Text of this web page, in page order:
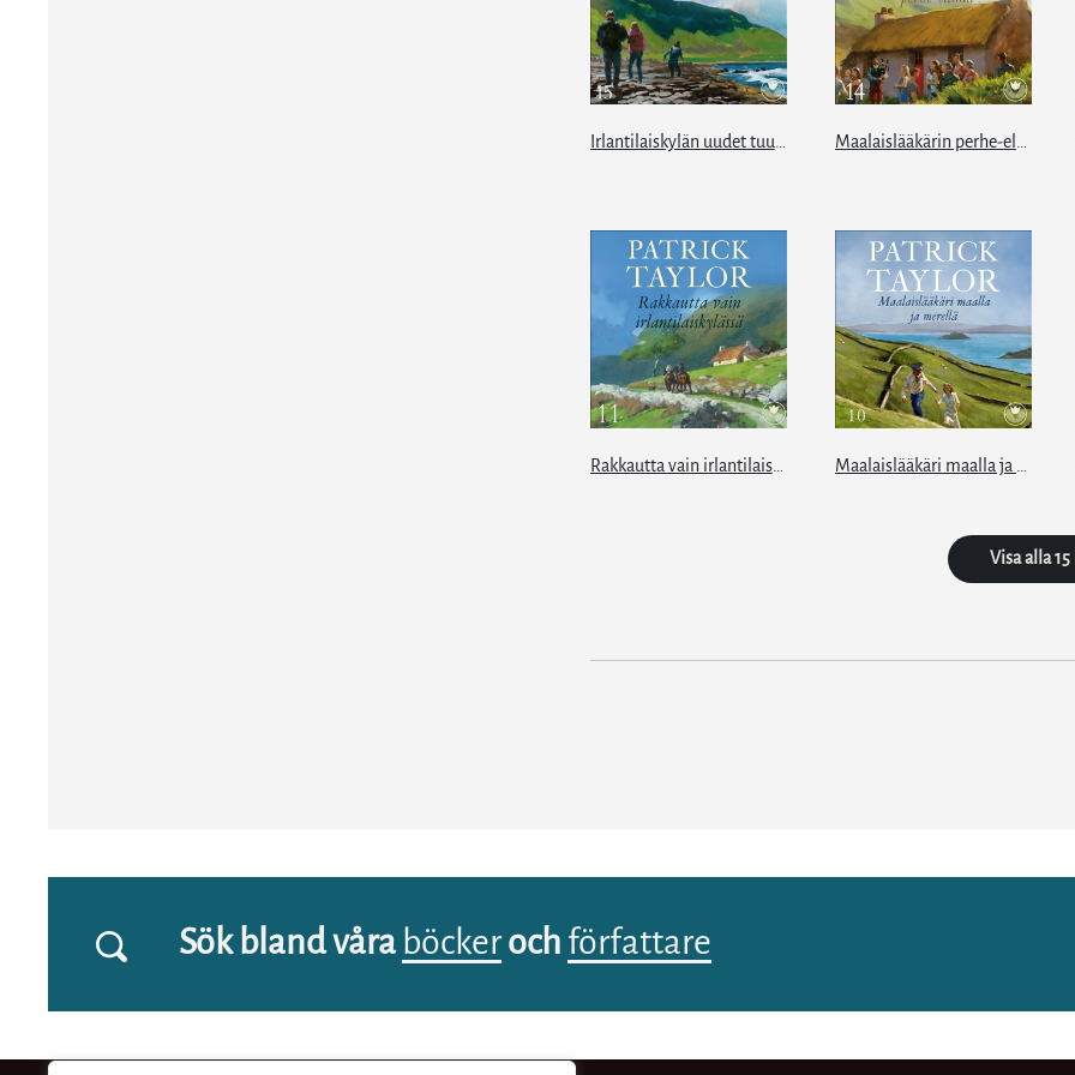
Irlantilaiskylän uudet tuulet Maalaislääkärin perhe-elämä
Rakkautta vain irlantilaiskylässä Maalaislääkäri maalla ja merellä
Visa alla 15
Sök bland våra böckeroch författare